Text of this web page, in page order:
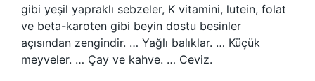
gibi yeşil yapraklı sebzeler, K vitamini, lutein, folat
ve beta-karoten gibi beyin dostu besinler
açısından zengindir. … Yağlı balıklar. … Küçük
meyveler. … Çay ve kahve. … Ceviz.